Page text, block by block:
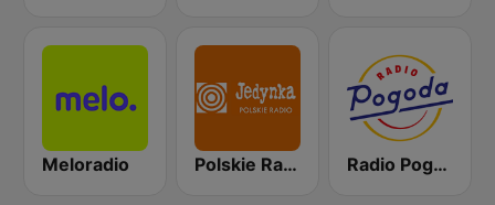
Meloradio Polskie Radio Program I (PR1) Jedynka Radio Pogoda